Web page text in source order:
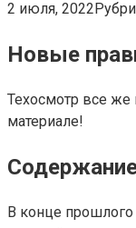
2 июля, 2022
Новые
Техосмотр все же
материале!
В конце прошлого